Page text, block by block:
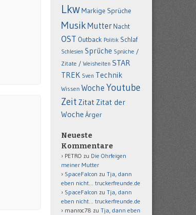
LkwMarkige Sprüche
MusikMutter Nacht
OST Outback Politik Schlaf
Schlesien Sprüche Sprüche /
Zitate / Weisheiten STAR
TREK Sven Technik
Wissen Woche Youtube
Zeit Zitat Zitat der
Woche Ärger
Neueste
Kommentare
PETRO zu Die Ohrfeigen
meiner Mutter
SpaceFalcon zu Tja, dann
eben nicht… truckerfreunde.de
SpaceFalcon zu Tja, dann
eben nicht… truckerfreunde.de
manroc78 zu Tja, dann eben